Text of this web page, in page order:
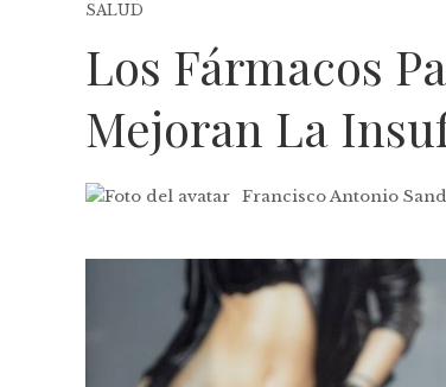
SALUD
Los Fármacos
Mejoran La
Francisco Antonio